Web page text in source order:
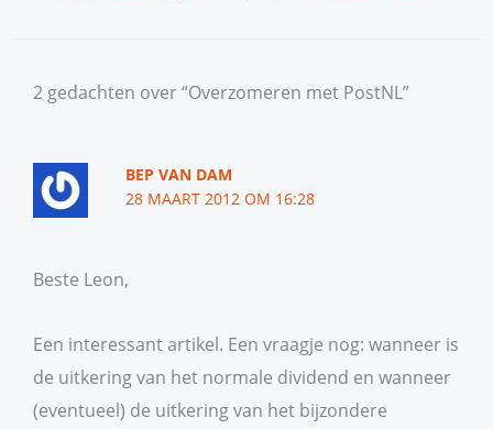
2 gedachten over “Overzomeren met PostNL”
BEP VAN DAM
28 MAART 2012 OM 16:28
Beste Leon,
Een interessant artikel. Een vraagje nog: wanneer is
de uitkering van het normale dividend en wanneer
(eventueel) de uitkering van het bijzondere